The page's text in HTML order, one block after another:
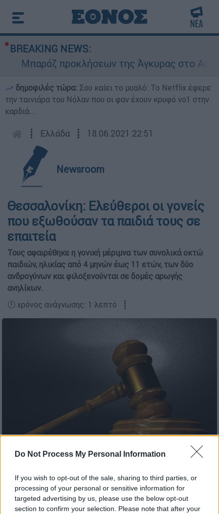
Do Not Process My Personal Information
If you wish to opt-out of the sale, sharing to third parties, or
processing of your personal or sensitive information for
targeted advertising by us, please use the below opt-out
section to confirm your selection. Please note that after your
BREAKING NEWS:
Μπαράζ προκλήσεων της Άγκυρας στο
δημοφιλές τώρα: Σου καίει το μυαλό: Το Netflix έφερε
την ταινιάρα του Νόλαν που οι φαν έχουν κρυφό νο1 στην
καρδιά...
┋ Ελλάδα ┋ 18.06.2021 22:51
Newsroom
Θεσσαλονίκη: Ελεύθεροι οι γονείς
που εξωθούσαν τα παιδιά τους σε
επαιτεία
Τους αφαιρέθηκε η γονική μέριμνα των συνολικά οκτώ
παιδιών, ηλικίας από 4 μηνών έως 11 ετών, των δύο
ανδρογύνων και φιλοξενούνται σε δομές αρωγής
ανηλίκων.
🕛 χρόνος ανάγνωσης: 1 λεπτό ┋
Προσθέστε το ΕΘΝΟΣ στη Google